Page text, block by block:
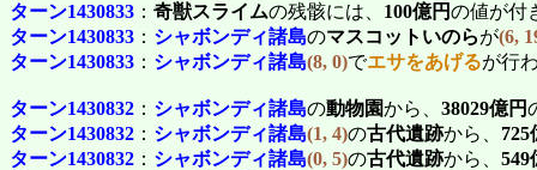
ターン1430833 ： 奇獣スライムの残骸には、 100億円の値が付
ターン1430833 ： シャボンディ諸島のマスコットいのらが(6,
ターン1430833 ： シャボンディ諸島(8, 0)でエサをあげるが行
ターン1430832 ： シャボンディ諸島の動物園から、 38029億円
ターン1430832 ： シャボンディ諸島(1, 4)の古代遺跡から、 725
ターン1430832 ： シャボンディ諸島(0, 5)の古代遺跡から、 549